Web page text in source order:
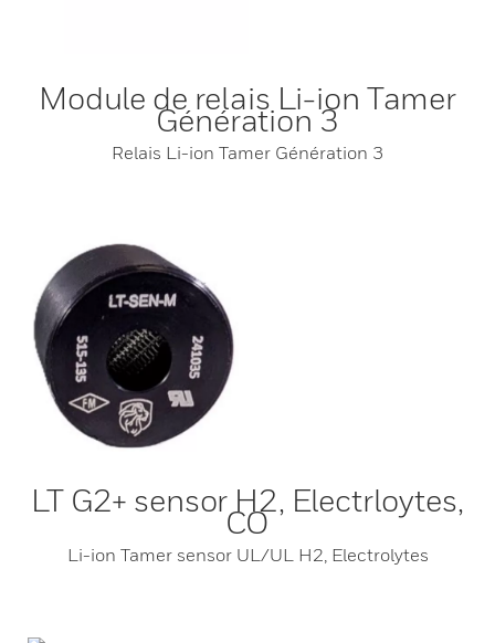
Module de relais Li-ion Tamer
Génération 3
Relais Li-ion Tamer Génération 3
LT G2+ sensor H2, Electrloytes,
CO
Li-ion Tamer sensor UL/UL H2, Electrolytes